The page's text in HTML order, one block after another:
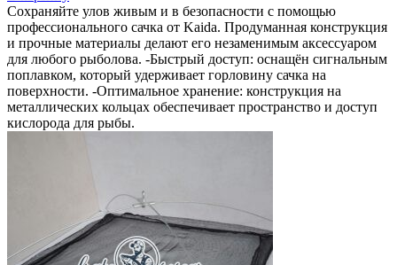
Сохраняйте улов живым и в безопасности с помощью
профессионального сачка от Kaida. Продуманная конструкция
и прочные материалы делают его незаменимым аксессуаром
для любого рыболова. -Быстрый доступ: оснащён сигнальным
поплавком, который удерживает горловину сачка на
поверхности. -Оптимальное хранение: конструкция на
металлических кольцах обеспечивает пространство и доступ
кислорода для рыбы.